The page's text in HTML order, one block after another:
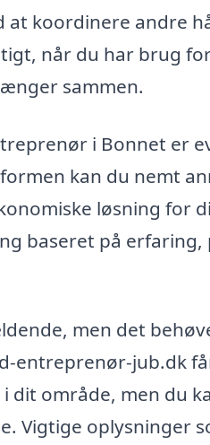
koordinere andre
når du har brug
sammen.
i Bonnet er
kan du nemt
løsning for
baseret på erfaring,
men det
entreprenør-jub.dk
område, men du
Vigtige oplysninger